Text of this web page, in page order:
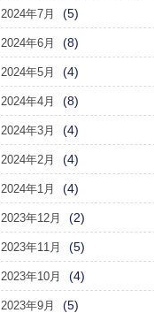
2024年7月 (5)
2024年6月 (8)
2024年5月 (4)
2024年4月 (8)
2024年3月 (4)
2024年2月 (4)
2024年1月 (4)
2023年12月 (2)
2023年11月 (5)
2023年10月 (4)
2023年9月 (5)